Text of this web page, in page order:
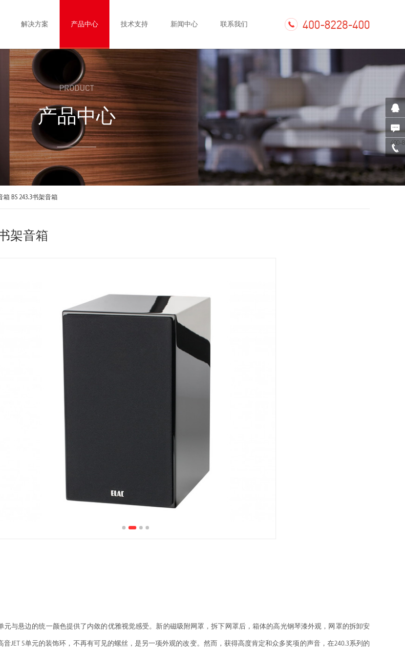
400-8228-400
解决方案 产品中心 技术支持 新闻中心 联系我们
PRODUCT
产品中心
箱 BS 243.3书架音箱
架音箱
元与悬边的统一颜色提供了内敛的优雅视觉感受。新的磁吸附网罩，拆下网罩后，箱体的高光钢琴漆外观，网罩的拆卸安
JET 5单元的装饰环，不再有可见的螺丝，是另一项外观的改变。然而，获得高度肯定和众多奖项的声音，在240.3系列的
400-